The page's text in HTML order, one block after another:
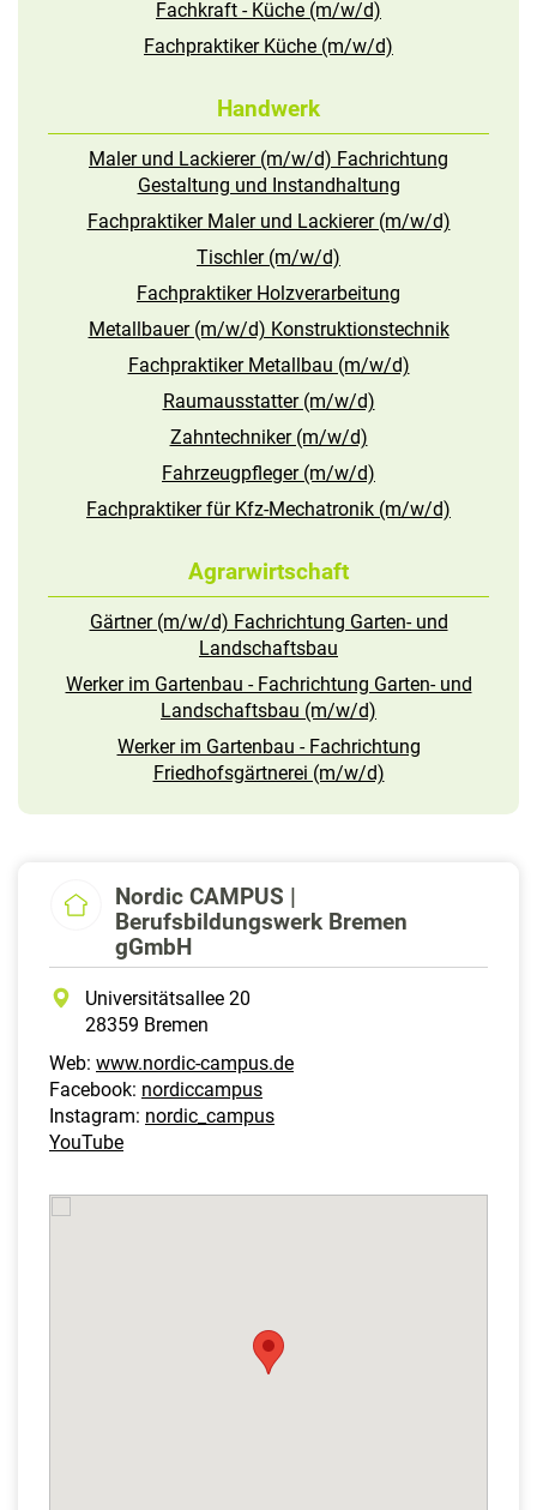
Fachkraft - Küche (m/w/d)
Fachpraktiker Küche (m/w/d)
Handwerk
Maler und Lackierer (m/w/d) Fachrichtung
Gestaltung und Instandhaltung
Fachpraktiker Maler und Lackierer (m/w/d)
Tischler (m/w/d)
Fachpraktiker Holzverarbeitung
Metallbauer (m/w/d) Konstruktionstechnik
Fachpraktiker Metallbau (m/w/d)
Raumausstatter (m/w/d)
Zahntechniker (m/w/d)
Fahrzeugpfleger (m/w/d)
Fachpraktiker für Kfz-Mechatronik (m/w/d)
Agrarwirtschaft
Gärtner (m/w/d) Fachrichtung Garten- und
Landschaftsbau
Werker im Gartenbau - Fachrichtung Garten- und
Landschaftsbau (m/w/d)
Werker im Gartenbau - Fachrichtung
Friedhofsgärtnerei (m/w/d)
Nordic CAMPUS |
Berufsbildungswerk Bremen
gGmbH
Universitätsallee 20
28359 Bremen
Web: www.nordic-campus.de
Facebook: nordiccampus
Instagram: nordic_campus
YouTube